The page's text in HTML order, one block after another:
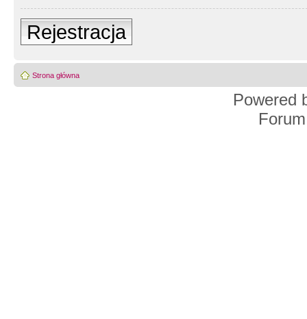
Rejestracja
Strona główna
Powered